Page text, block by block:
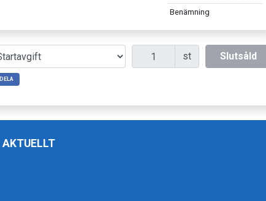
Benämning
Antal st Slutsåld
DELA
AKTUELLT